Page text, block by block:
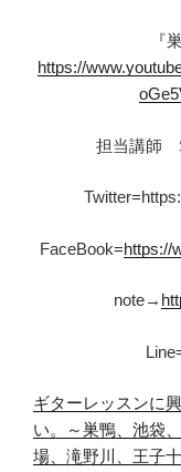
『
https://
担当講師
FaceBook=https://
note→
ギターレッスンに
い。
～巣鴨、池袋
場、滝野川、王子